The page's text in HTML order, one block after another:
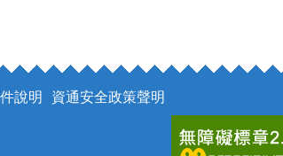
說明 資通安全政策聲明